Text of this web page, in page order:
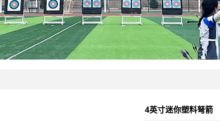
4英寸迷你塑料弩箭